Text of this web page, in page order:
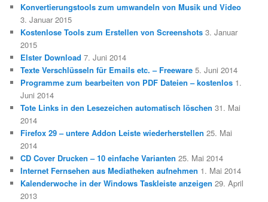
Konvertierungstools zum umwandeln von Musik und Video
3. Januar 2015
Kostenlose Tools zum Erstellen von Screenshots 3. Januar
2015
Elster Download 7. Juni 2014
Texte Verschlüsseln für Emails etc. – Freeware 5. Juni 2014
Programme zum bearbeiten von PDF Dateien – kostenlos 1.
Juni 2014
Tote Links in den Lesezeichen automatisch löschen 31. Mai
2014
Firefox 29 – untere Addon Leiste wiederherstellen 25. Mai
2014
CD Cover Drucken – 10 einfache Varianten 25. Mai 2014
Internet Fernsehen aus Mediatheken aufnehmen 1. Mai 2014
Kalenderwoche in der Windows Taskleiste anzeigen 29. April
2013